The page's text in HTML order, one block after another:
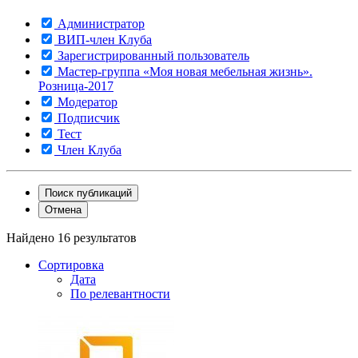
Администратор
ВИП-член Клуба
Зарегистрированный пользователь
Мастер-группа «Моя новая мебельная жизнь».
Розница-2017
Модератор
Подписчик
Тест
Член Клуба
Поиск публикаций
Отмена
Найдено 16 результатов
Сортировка
Дата
По релевантности